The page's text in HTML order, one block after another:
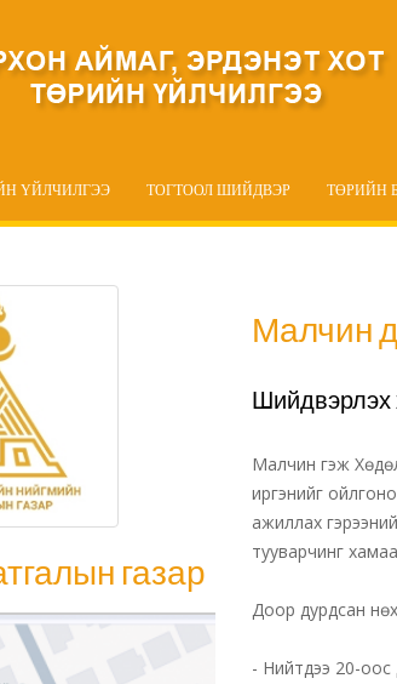
ҮЙЛЧИЛГЭЭ ТОГТООЛ ШИЙДВЭР ТӨРИЙН
газар
газар
Малчин
Шийдвэрлэх
Малчин гэж
иргэнийг
ажиллах
тууварчинг
Доор дурдсан
- Нийтдээ 20-